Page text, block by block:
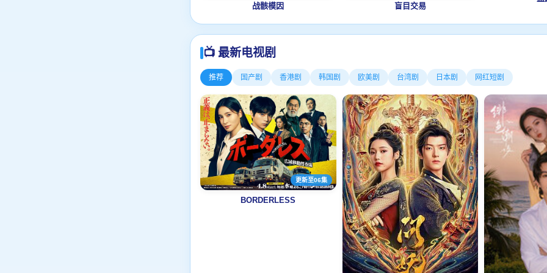
战骸模因 盲目交易
📺 最新电视剧
推荐 国产剧 香港剧 韩国剧 欧美剧 台湾剧 日本剧 网红短剧
更新至06集
BORDERLESS